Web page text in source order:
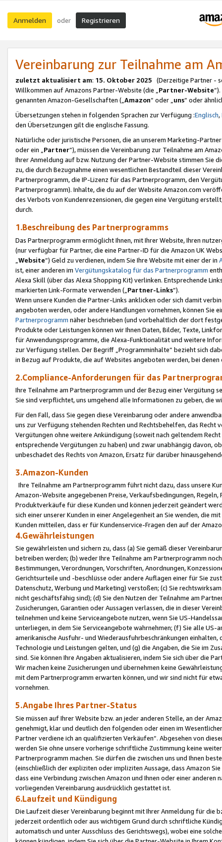
Anmelden oder Registrieren
Vereinbarung zur Teilnahme am
zuletzt aktualisiert am: 15. Oktober 2025 (Derzeitige Partner -
Willkommen auf Amazons Partner-Website (die „Partner-Website
genannten Amazon-Gesellschaften („Amazon“ oder „uns“ oder
Übersetzungen stehen in folgenden Sprachen zur Verfügung :Englisch,
den Übersetzungen gilt die englische Fassung.
Natürliche oder juristische Personen, die an unserem Marketing-
oder ein „Partner“), müssen die Vereinbarung zur Teilnahme am
Ihrer Anmeldung auf bzw. Nutzung der Partner-Website stimmen Sie
zu, die durch Bezugnahme einen wesentlichen Bestandteil dieser
Partnerprogramm, die IP-Lizenz für das Partnerprogramm, den
Partnerprogramm). Inhalte, die du auf der Website Amazon.com
des Verbots von Kundenrezensionen, die gegen eine Vergütung
durch.
1.Beschreibung des Partnerprogramms
Das Partnerprogramm ermöglicht Ihnen, mit Ihrer Website, Ihren
(nur verfügbar für Partner, die eine Partner-ID für die Amazon UK
Website“) Geld zu verdienen, indem Sie Ihre Website mit einer der in
ist, einer anderen im Vergütungskatalog für das Partnerprogramm
Alexa Skill (über das Alexa Shopping Kit) verlinken. Entsprechende
markierten Link-Formate verwenden („ Partner-Links“).
Wenn unsere Kunden die Partner-Links anklicken oder sich damit
angeboten werden, oder andere Handlungen vornehmen, können Sie
Partnerprogramm näher beschrieben (und vorbehaltlich der dort
Produkte oder Leistungen können wir Ihnen Daten, Bilder, Texte,
für Anwendungsprogramme, die Alexa-Funktionalität und weitere
zur Verfügung stellen. Der Begriff „Programminhalte“ bezieht sich
in Bezug auf Produkte, die auf Websites angeboten werden, bei
2.Compliance-Anforderungen für das
Ihre Teilnahme am Partnerprogramm und der Bezug einer Vergütung
Sie sind verpflichtet, uns umgehend alle Informationen zu geben, die
Für den Fall, dass Sie gegen diese Vereinbarung oder andere
uns zur Verfügung stehenden Rechten und Rechtsbehelfen, das
Vergütungen ohne weitere Ankündigung (soweit nach geltendem
entsprechende Vergütungen zu haben) und zwar unabhängig davon,
unbeschadet des Rechts von Amazon, Ersatz für darüber
3.Amazon-Kunden
Ihre Teilnahme am Partnerprogramm führt nicht dazu, dass unsere
Amazon-Website angegebenen Preise, Verkaufsbedingungen,
Produktverkäufe für diese Kunden und können jederzeit geändert
sich einer unserer Kunden in einer Angelegenheit an Sie wenden, die
Kunden mitteilen, dass er für Kundenservice-Fragen den auf der
4.Gewährleistungen
Sie gewährleisten und sichern zu, dass (a) Sie gemäß dieser
betreiben werden; (b) weder Ihre Teilnahme am Partnerprogramm
Bestimmungen, Verordnungen, Vorschriften, Anordnungen,
Gerichtsurteile und -beschlüsse oder andere Auflagen einer für Sie
Datenschutz, Werbung und Marketing) verstoßen; (c) Sie
nicht geschäftsfähig sind); (d) Sie den Nutzen der Teilnahme am
Zusicherungen, Garantien oder Aussagen verlassen, die in dieser
teilnehmen und keine Serviceangebote nutzen, wenn Sie US-
unterliegen, in dem Sie Serviceangebote wahrnehmen; (f) Sie alle
amerikanische Ausfuhr- und Wiederausfuhrbeschränkungen
Technologie und Leistungen gelten, und (g) die Angaben, die Sie im
sind. Sie können Ihre Angaben aktualisieren, indem Sie sich über die
Wir machen keine Zusicherungen und übernehmen keine
mit dem Partnerprogramm erwarten können, und wir sind nicht für
vornehmen.
5.Angabe Ihres Partner-Status
Sie müssen auf Ihrer Website bzw. an jeder anderen Stelle, an der
genehmigt, klar und deutlich den folgenden oder einen im
Partner verdiene ich an qualifizierten Verkäufen“. Abgesehen von
werden Sie ohne unsere vorherige schriftliche Zustimmung keine
Partnerprogramm machen. Sie dürfen die zwischen uns und Ihnen
(einschließlich der expliziten oder impliziten Aussage, dass Amazon
dass eine Verbindung zwischen Amazon und Ihnen oder einer
vorliegenden Vereinbarung ausdrücklich gestattet ist.
6.Laufzeit und Kündigung
Die Laufzeit dieser Vereinbarung beginnt mit Ihrer Anmeldung für die
jederzeit ordentlich oder aus wichtigem Grund durch schriftliche
automatisch und unter Ausschluss des Gerichtswegs), wobei eine